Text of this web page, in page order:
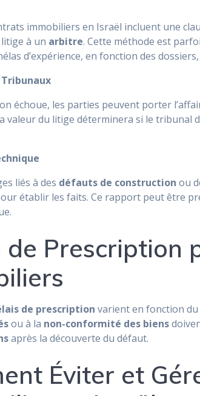
immobiliers en Israël incluent une
à un arbitre. Cette méthode est
d’expérience, en fonction des
Tribunaux
échoue, les parties peuvent porter
valeur du litige déterminera si le tribunal
liés à des défauts de construction ou
établir les faits. Ce rapport peut être
de Prescription
de prescription varient en fonction du
ou à la non-conformité des biens
après la découverte du défaut.
Éviter et